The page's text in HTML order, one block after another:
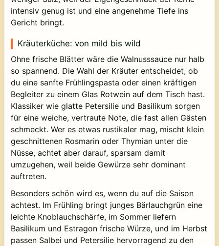
intensiv genug ist und eine angenehme Tiefe ins
Gericht bringt.
Kräuterküche: von mild bis wild
Ohne frische Blätter wäre die Walnusssauce nur halb
so spannend. Die Wahl der Kräuter entscheidet, ob
du eine sanfte Frühlingspasta oder einen kräftigen
Begleiter zu einem Glas Rotwein auf dem Tisch hast.
Klassiker wie glatte Petersilie und Basilikum sorgen
für eine weiche, vertraute Note, die fast allen Gästen
schmeckt. Wer es etwas rustikaler mag, mischt klein
geschnittenen Rosmarin oder Thymian unter die
Nüsse, achtet aber darauf, sparsam damit
umzugehen, weil beide Gewürze sehr dominant
auftreten.
Besonders schön wird es, wenn du auf die Saison
achtest. Im Frühling bringt junges Bärlauchgrün eine
leichte Knoblauchschärfe, im Sommer liefern
Basilikum und Estragon frische Würze, und im Herbst
passen Salbei und Petersilie hervorragend zu den